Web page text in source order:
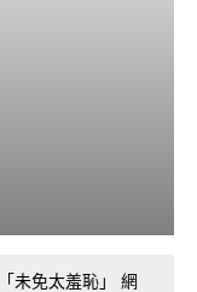
未免太羞恥」 網